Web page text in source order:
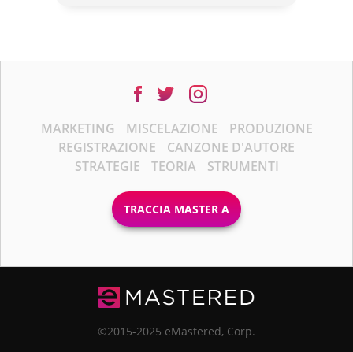
MARKETING MISCELAZIONE
PRODUZIONE
REGISTRAZIONE
CANZONE D'AUTORE
STRATEGIE
TEORIA STRUMENTI
TRACCIA MASTER A
©2015-2025 eMastered, Corp.